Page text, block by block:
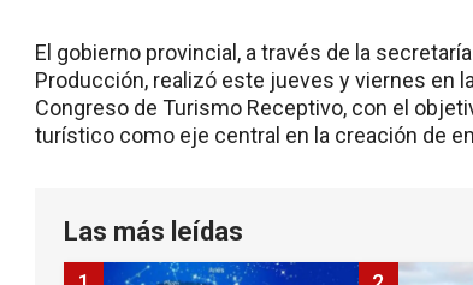
El gobierno provincial, a través de la
Producción, realizó este jueves y viernes en
Congreso de Turismo Receptivo, con el
turístico como eje central en la creación de
Las más leídas